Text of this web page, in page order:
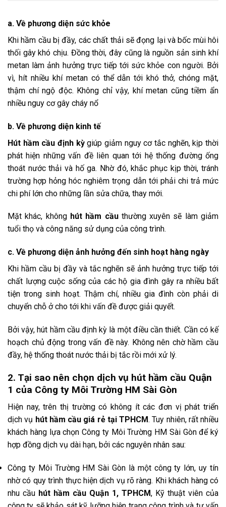
a. Về phương diện sức khỏe
Khi hầm cầu bị đầy, các chất thải sẽ đọng lại và bốc mùi hôi
thối gây khó chịu. Đồng thời, đây cũng là nguồn sản sinh khí
metan làm ảnh hưởng trực tiếp tới sức khỏe con người. Bởi
vì, hít nhiều khí metan có thể dẫn tới khó thở, chóng mặt,
thậm chí ngộ độc. Không chỉ vậy, khí metan cũng tiềm ẩn
nhiều nguy cơ gây cháy nổ
b. Về phương diện kinh tế
Hút hầm cầu định kỳgiúp giảm nguy cơ tắc nghẽn, kịp thời
phát hiện những vấn đề liên quan tới hệ thống đường ống
thoát nước thải và hố ga. Nhờ đó, khắc phục kịp thời, tránh
trường hợp hỏng hóc nghiêm trọng dẫn tới phải chi trả mức
chi phí lớn cho những lần sửa chữa, thay mới.
Mặt khác, không hút hầm cầuthường xuyên sẽ làm giảm
tuổi thọ và công năng sử dụng của công trình.
c. Về phương diện ảnh hưởng đến sinh hoạt hàng ngày
Khi hầm cầu bị đầy và tắc nghẽn sẽ ảnh hưởng trực tiếp tới
chất lượng cuộc sống của các hộ gia đình gây ra nhiều bất
tiện trong sinh hoạt. Thậm chí, nhiều gia đình còn phải di
chuyển chỗ ở cho tới khi vấn đề được giải quyết.
Bởi vậy, hút hầm cầu định kỳ là một điều cần thiết. Cần có kế
hoạch chủ động trong vấn đề này. Không nên chờ hầm cầu
đầy, hệ thống thoát nước thải bị tắc rồi mới xử lý.
2. Tại sao nên chọn dịch vụ hút hầm cầu Quận
1 của Công ty Môi Trường HM Sài Gòn
Hiện nay, trên thị trường có không ít các đơn vị phát triển
dịch vụ hút hầm cầu giá rẻ tại TPHCM. Tuy nhiên, rất nhiều
khách hàng lựa chọn Công ty Môi Trường HM Sài Gòn để ký
hợp đồng dịch vụ dài hạn, bởi các nguyên nhân sau:
Công ty Môi Trường HM Sài Gòn là một công ty lớn, uy tín
nhờ có quy trình thực hiện dịch vụ rõ ràng. Khi khách hàng có
nhu cầu hút hầm cầu Quận 1, TPHCM, Kỹ thuật viên của